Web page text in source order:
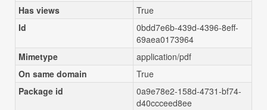
Has views
True
Id
0bdd7e6b-439d-4396-8eff-
69aea0173964
Mimetype
application/pdf
On same domain
True
Package id
0a9e78e2-158d-4731-bf74-
d40ccceed8ee